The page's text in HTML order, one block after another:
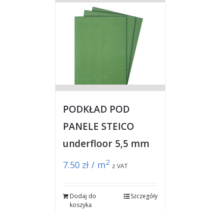
PODKŁAD POD
PANELE STEICO
underfloor 5,5 mm
7.50 zł / m2 z VAT
Dodaj do
koszyka
Szczegóły